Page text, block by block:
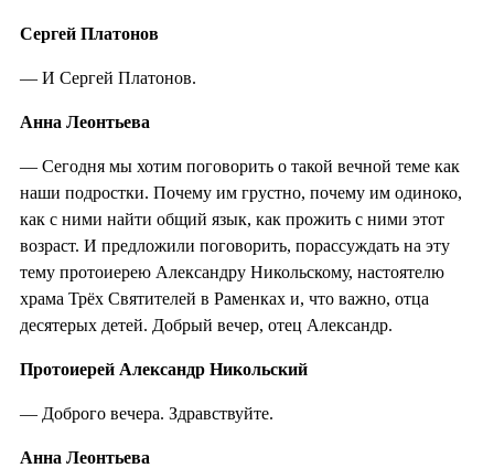
Сергей Платонов
— И Сергей Платонов.
Анна Леонтьева
— Сегодня мы хотим поговорить о такой вечной теме как
наши подростки. Почему им грустно, почему им одиноко,
как с ними найти общий язык, как прожить с ними этот
возраст. И предложили поговорить, порассуждать на эту
тему протоиерею Александру Никольскому, настоятелю
храма Трёх Святителей в Раменках и, что важно, отца
десятерых детей. Добрый вечер, отец Александр.
Протоиерей Александр Никольский
— Доброго вечера. Здравствуйте.
Анна Леонтьева